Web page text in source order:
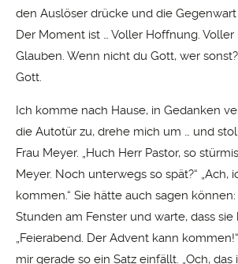
den Auslöser drücke und die
Der Moment ist … Voller Hoffnung. Voller
Glauben. Wenn nicht du Gott, wer
Gott.
Ich komme nach Hause, in Gedanken
die Autotür zu, drehe mich um … und
Frau Meyer. „Huch Herr Pastor, so
Meyer. Noch unterwegs so spät?“ „Ach,
kommen.“ Sie hätte auch sagen
Stunden am Fenster und warte, dass sie
„Feierabend. Der Advent kann
mir gerade so ein Satz einfällt. „Och, das